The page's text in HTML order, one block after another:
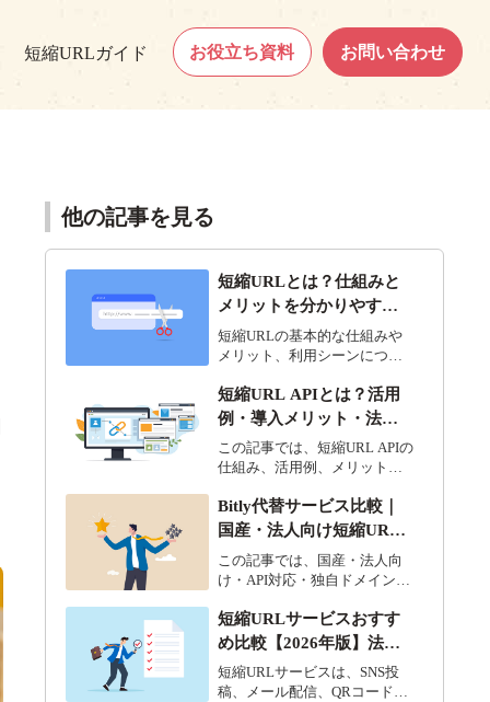
短縮URLガイド お役立ち資料 お問い合わせ
他の記事を見る
短縮URLとは？仕組みと
メリットを分かりやすく
解説
短縮URLの基本的な仕組みや
メリット、利用シーンについ
説します。
短縮URL APIとは？活用
例・導入メリット・法人
利用のポイントを解説
この記事では、短縮URL APIの
仕組み、活用例、メリット、
ます。
Bitly代替サービス比較｜
国産・法人向け短縮URL
を選ぶなら？【2026年
版】
この記事では、国産・法人向
け・API対応・独自ドメイン対
を比較します。
短縮URLサービスおすす
め比較【2026年版】法
人・企業向けの選び方を
解説
短縮URLサービスは、SNS投
稿、メール配信、QRコード、